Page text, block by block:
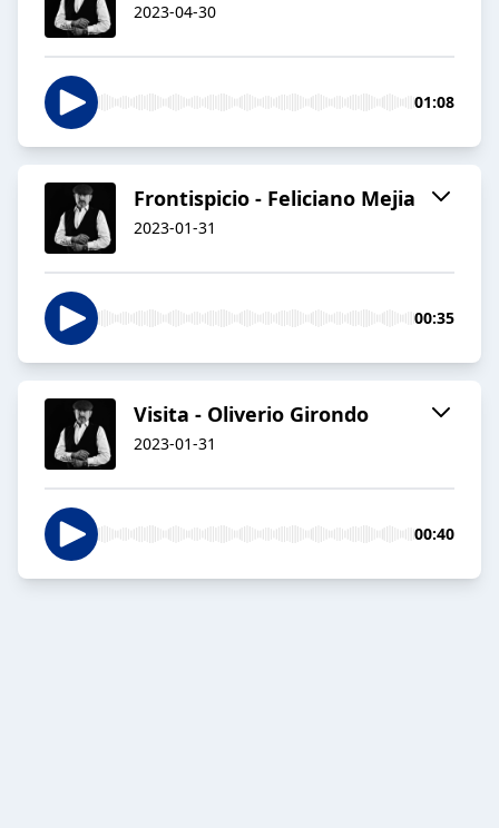
2023-04-30
01:08
Frontispicio - Feliciano Mejia
2023-01-31
00:35
Visita - Oliverio Girondo
2023-01-31
00:40